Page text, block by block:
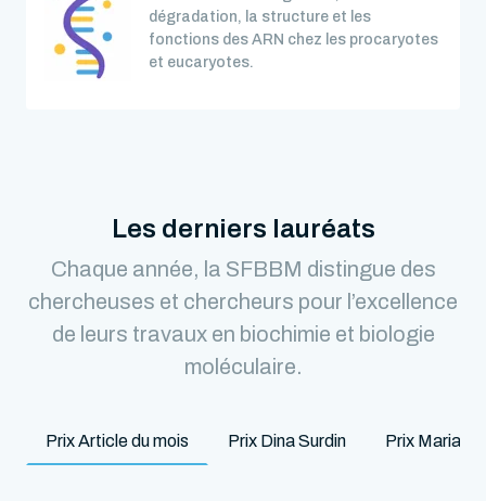
dégradation, la structure et les
fonctions des ARN chez les procaryotes
et eucaryotes.
Les derniers lauréats
Chaque année, la SFBBM distingue des
chercheuses et chercheurs pour l’excellence
de leurs travaux en biochimie et biologie
moléculaire.
Prix Article du mois Prix Dina Surdin Prix